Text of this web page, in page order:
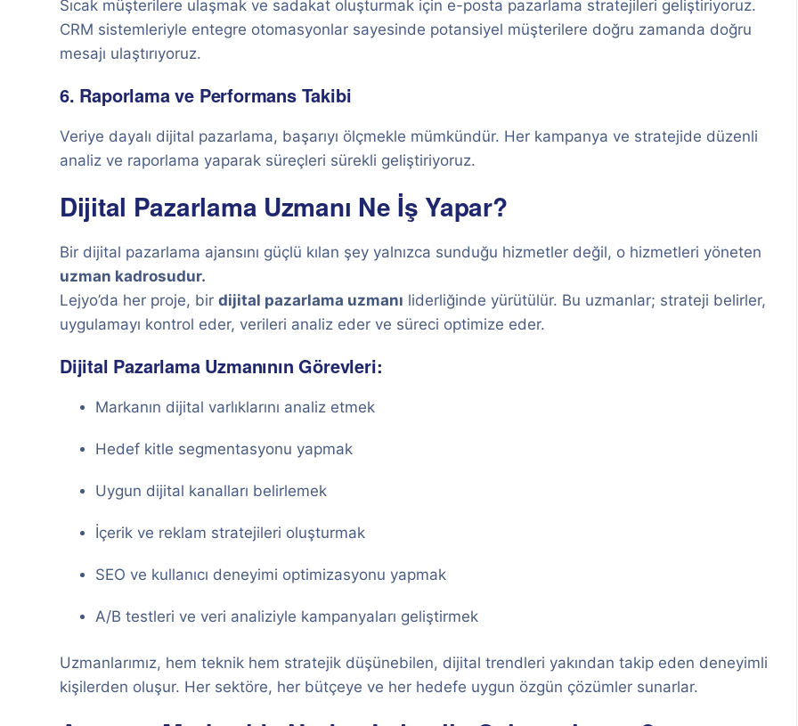
Sıcak müşterilere ulaşmak ve sadakat oluşturmak için e-posta pazarlama stratejileri geliştiriyoruz.
CRM sistemleriyle entegre otomasyonlar sayesinde potansiyel müşterilere doğru zamanda doğru
mesajı ulaştırıyoruz.
6. Raporlama ve Performans Takibi
Veriye dayalı dijital pazarlama, başarıyı ölçmekle mümkündür. Her kampanya ve stratejide düzenli
analiz ve raporlama yaparak süreçleri sürekli geliştiriyoruz.
Dijital Pazarlama Uzmanı Ne İş Yapar?
Bir dijital pazarlama ajansını güçlü kılan şey yalnızca sunduğu hizmetler değil, o hizmetleri yöneten
uzman kadrosudur.
Lejyo’da her proje, bir dijital pazarlama uzmanı liderliğinde yürütülür. Bu uzmanlar; strateji belirler,
uygulamayı kontrol eder, verileri analiz eder ve süreci optimize eder.
Dijital Pazarlama Uzmanının Görevleri:
Markanın dijital varlıklarını analiz etmek
Hedef kitle segmentasyonu yapmak
Uygun dijital kanalları belirlemek
İçerik ve reklam stratejileri oluşturmak
SEO ve kullanıcı deneyimi optimizasyonu yapmak
A/B testleri ve veri analiziyle kampanyaları geliştirmek
Uzmanlarımız, hem teknik hem stratejik düşünebilen, dijital trendleri yakından takip eden deneyimli
kişilerden oluşur. Her sektöre, her bütçeye ve her hedefe uygun özgün çözümler sunarlar.